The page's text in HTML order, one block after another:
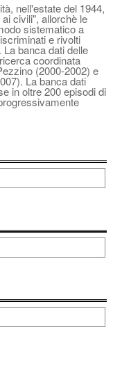
nell'estate del 1944,
civili", allorchè le
sistematico a
e rivolti
banca dati delle
coordinata
(2000-2002) e
La banca dati
in oltre 200 episodi di